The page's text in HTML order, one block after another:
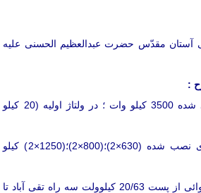
مقدّس حضرت عبدالعظیم الحسنی علیه
:
1- قدرت انشعاب خریداری شده 3500 كیلو وات ؛ در ولتاژ اولیه (20 كیلو
2- قدرت ترانسفورماتورهای نصب شده (630×2)؛(800×2)؛(1250×2) كیلو
3- احداث شبكه زمینی و هوائی از پست 20/63 كیلوولت سه راه تقی آباد تا